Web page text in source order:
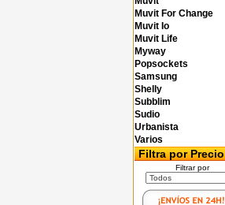
Muvit For Change
Muvit Io
Muvit Life
Myway
Popsockets
Samsung
Shelly
Subblim
Sudio
Urbanista
Varios
Filtra por Precio
Filtrar por